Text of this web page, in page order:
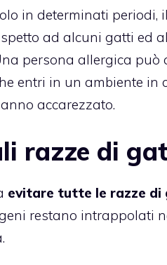
in determinati periodi,
ad alcuni gatti ed
persona allergica può
entri in un ambiente in
accarezzato.
razze di
evitare tutte le razze
restano intrappolati